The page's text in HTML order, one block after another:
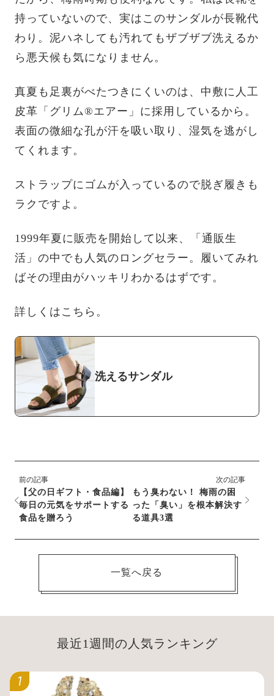
持っていないので、実はこのサンダルが長靴代
わり。泥ハネしても汚れてもザブザブ洗えるか
ら悪天候も気になりません。
真夏も足裏がべたつきにくいのは、中敷に人工
皮革「グリム®エアー」に採用しているから。
表面の微細な孔が汗を吸い取り、湿気を逃がし
てくれます。
ストラップにゴムが入っているので脱ぎ履きも
ラクですよ。
1999年夏に販売を開始して以来、「通販生
活」の中でも人気のロングセラー。履いてみれ
ばその理由がハッキリわかるはずです。
詳しくはこちら。
洗えるサンダル
前の記事
【父の日ギフト・食品編】
毎日の元気をサポートする
食品を贈ろう
次の記事
もう臭わない！ 梅雨の困
った「臭い」を根本解決す
る道具3選
一覧へ戻る
最近1週間の人気ランキング
1